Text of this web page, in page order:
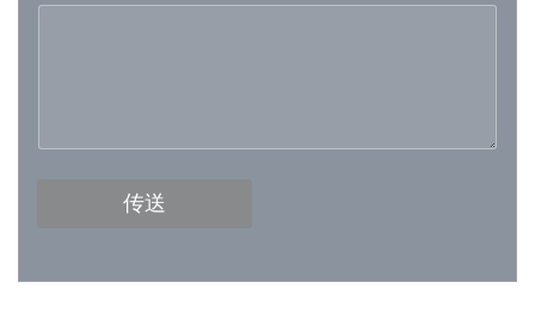
传送